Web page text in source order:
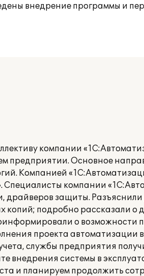
внедрение программы и
компании
предприятии. Основное
Компанией
Специалисты компании
драйверов защиты.
копий; подробно рассказали
о возможности
проекта автоматизации
службы предприятия
внедрения системы в
и планируем продолжить